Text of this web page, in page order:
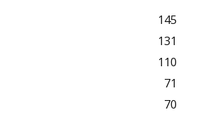
145
131
110
71
70